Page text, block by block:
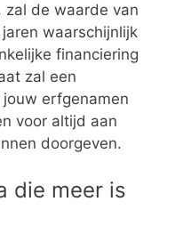
zal de waarde van
waarschijnlijk
financiering
zal een
erfgenamen
voor altijd aan
doorgeven.
die meer is